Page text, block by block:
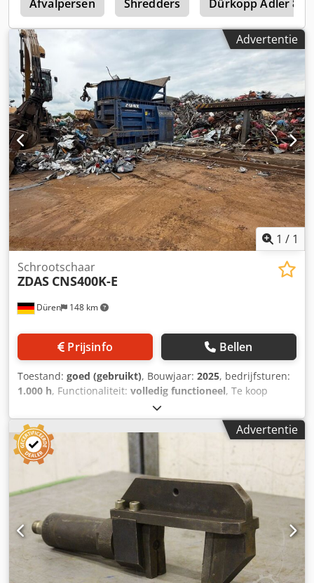
Afvalpersen Shredders Dürkopp Adler
Advertentie
1 / 1
Düren 148 km
Schrootschaar
ZDAS CNS400K-E
Prijsinfo Bellen
Toestand: goed (gebruikt), Bouwjaar: 2025, bedrijfsturen:
1.000 h, Functionaliteit: volledig functioneel, Te koop
aangeboden: een containersloop- of schrootschaar met
koepelvoorziening en flessenvoorziening voor het verlagen
van de snijhoogte. De machine kan op elk moment worden
bezichtigd. Crodpjzhwvcsfx Ah Aef
Advertentie